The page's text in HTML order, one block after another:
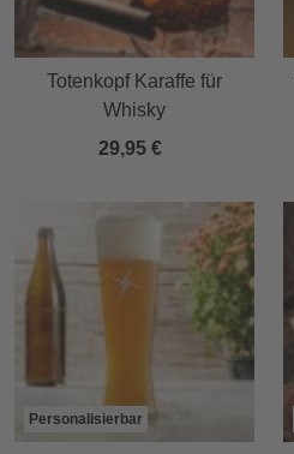
Totenkopf Karaffe für
Whisky
29,95 €
Personalisierbar